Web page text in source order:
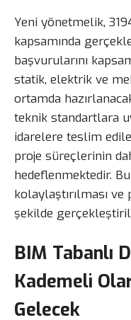
Yeni yönetmelik,
kapsamında
başvurularını
statik, elektrik ve
ortamda
teknik standartlara
idarelere teslim
proje süreçlerinin
hedeflenmektedir.
kolaylaştırılması
şekilde
BIM Tabanlı
Kademeli
Gelecek